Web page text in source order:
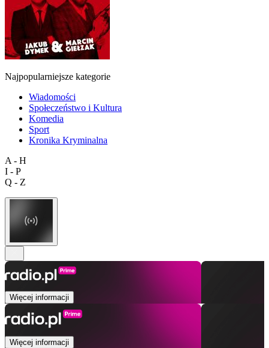
Najpopularniejsze kategorie
Wiadomości
Społeczeństwo i Kultura
Komedia
Sport
Kronika Kryminalna
A - H
I - P
Q - Z
Więcej informacji
Więcej informacji